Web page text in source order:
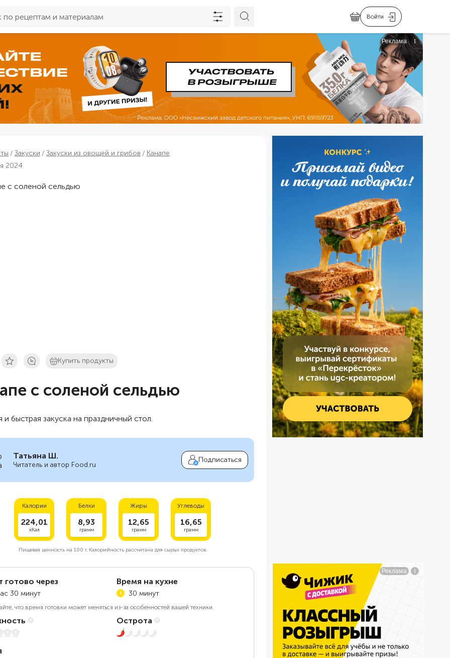
Войти
Закуски Закуски из овощей и грибов
Канапе
2024
Купить продукты
с соленой сельдью
и быстрая закуска на праздничный стол.
Татьяна Ш.
Читатель и автор Food.ru
Подписаться
Калории
224,01
кКал
Белки
8,93
грамм
Жиры
12,65
грамм
Углеводы
16,65
грамм
Пищевая ценность на 100 г.Калорийность рассчитана для сырых продуктов.
готово через
30 минут
Время на кухне
30 минут
что время готовки может меняться из-за особенностей вашей техники.
Острота
1 из 5